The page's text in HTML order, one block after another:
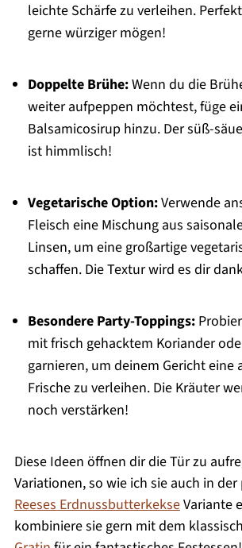
leichte Schärfe zu verleihen.
gerne würziger mögen!
Doppelte Brühe:Wenn du die
weiter aufpeppen möchtest, füge
Balsamicosirup hinzu. Der süß-
ist himmlisch!
Vegetarische Option:Verwende
Fleisch eine Mischung aus
Linsen, um eine großartige
schaffen. Die Textur wird es dir
Besondere Party-Toppings:
mit frisch gehacktem Koriander
garnieren, um deinem Gericht eine
Frische zu verleihen. Die Kräuter
noch verstärken!
Diese Ideen öffnen dir die Tür zu
Variationen, so wie ich sie auch in
Reeses ErdnussbutterkekseVariante
kombiniere sie gern mit dem